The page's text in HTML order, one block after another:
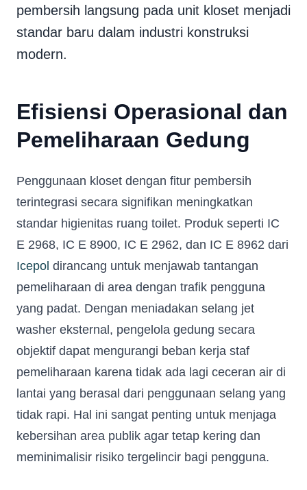
pembersih langsung pada unit kloset menjadi
standar baru dalam industri konstruksi
modern.
Efisiensi Operasional dan
Pemeliharaan Gedung
Penggunaan kloset dengan fitur pembersih
terintegrasi secara signifikan meningkatkan
standar higienitas ruang toilet. Produk seperti IC
E 2968, IC E 8900, IC E 2962, dan IC E 8962 dari
Icepol dirancang untuk menjawab tantangan
pemeliharaan di area dengan trafik pengguna
yang padat. Dengan meniadakan selang jet
washer eksternal, pengelola gedung secara
objektif dapat mengurangi beban kerja staf
pemeliharaan karena tidak ada lagi ceceran air di
lantai yang berasal dari penggunaan selang yang
tidak rapi. Hal ini sangat penting untuk menjaga
kebersihan area publik agar tetap kering dan
meminimalisir risiko tergelincir bagi pengguna.